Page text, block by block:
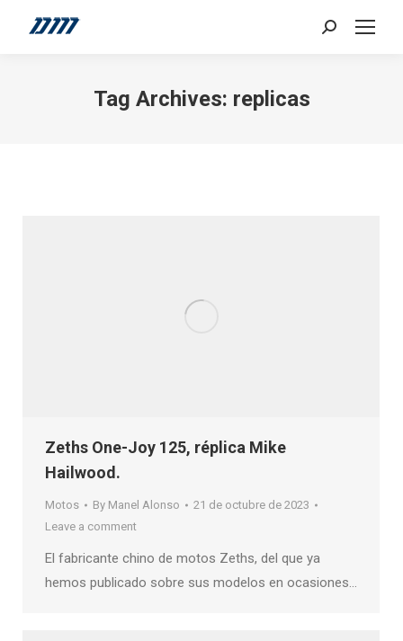
Search:
Tag Archives: replicas
Zeths One-Joy 125, réplica Mike
Hailwood.
Motos By Manel Alonso
21 de octubre de 2023
Leave a comment
El fabricante chino de motos Zeths, del que ya
hemos publicado sobre sus modelos en ocasiones…